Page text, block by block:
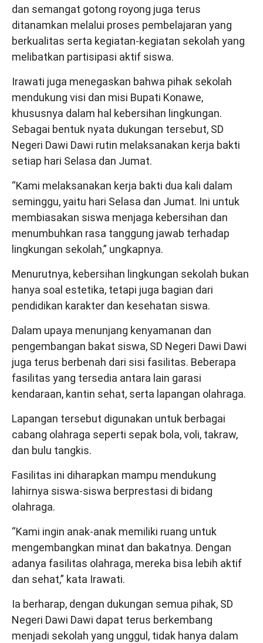
dan semangat gotong royong juga terus
ditanamkan melalui proses pembelajaran yang
berkualitas serta kegiatan-kegiatan sekolah yang
melibatkan partisipasi aktif siswa.
Irawati juga menegaskan bahwa pihak sekolah
mendukung visi dan misi Bupati Konawe,
khususnya dalam hal kebersihan lingkungan.
Sebagai bentuk nyata dukungan tersebut, SD
Negeri Dawi Dawi rutin melaksanakan kerja bakti
setiap hari Selasa dan Jumat.
“Kami melaksanakan kerja bakti dua kali dalam
seminggu, yaitu hari Selasa dan Jumat. Ini untuk
membiasakan siswa menjaga kebersihan dan
menumbuhkan rasa tanggung jawab terhadap
lingkungan sekolah,” ungkapnya.
Menurutnya, kebersihan lingkungan sekolah bukan
hanya soal estetika, tetapi juga bagian dari
pendidikan karakter dan kesehatan siswa.
Dalam upaya menunjang kenyamanan dan
pengembangan bakat siswa, SD Negeri Dawi Dawi
juga terus berbenah dari sisi fasilitas. Beberapa
fasilitas yang tersedia antara lain garasi
kendaraan, kantin sehat, serta lapangan olahraga.
Lapangan tersebut digunakan untuk berbagai
cabang olahraga seperti sepak bola, voli, takraw,
dan bulu tangkis.
Fasilitas ini diharapkan mampu mendukung
lahirnya siswa-siswa berprestasi di bidang
olahraga.
“Kami ingin anak-anak memiliki ruang untuk
mengembangkan minat dan bakatnya. Dengan
adanya fasilitas olahraga, mereka bisa lebih aktif
dan sehat,” kata Irawati.
Ia berharap, dengan dukungan semua pihak, SD
Negeri Dawi Dawi dapat terus berkembang
menjadi sekolah yang unggul, tidak hanya dalam